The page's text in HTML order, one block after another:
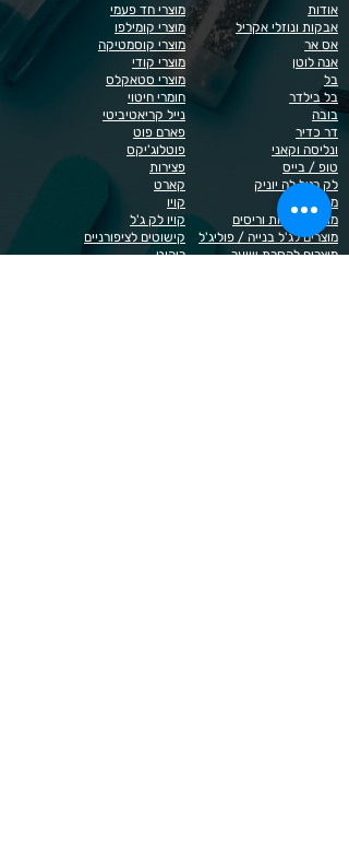
מוצרי חד פעמי
מוצרי קומילפו
מוצרי קוסמטיקה
מוצרי קודי
מוצרי סטאקלס
חומרי חיטוי
נייל קריאטיביטי
פארם פוט
פוטלוג'יקס
פצירות
קארט
קויו
קויו לק ג'ל
קישוטים לציפורניים
ריהוט
אודות
אבקות ונוזלי אקריל
אס אר
אנה לוטן
בל
בל בילדר
בובה
דר כדיר
ונליסה וקאני
טופ / בייס
לק רגיל לה יוניק
מבצעים
מוצרים לגבות וריסים
מוצרים לג'ל בנייה / פוליג'ל
מוצרים להסרת שיער